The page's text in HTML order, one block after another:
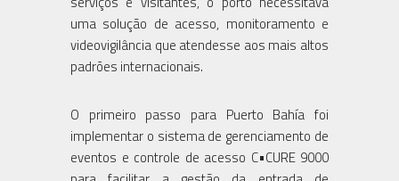
uma solução de acesso, monitoramento e
videovigilância que atendesse aos mais altos
padrões internacionais.
O primeiro passo para Puerto Bahía foi
implementar o sistema de gerenciamento de
eventos e controle de acesso C•CURE 9000